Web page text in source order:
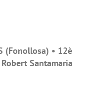
(Fonollosa) • 12è
Santamaria